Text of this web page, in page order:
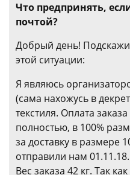
Что предпринять,
почтой?
Добрый день!
этой ситуации:
Я являюсь
(сама нахожусь в
текстиля. Оплата
полностью, в 100%
за доставку в размере
отправили нам
Вес заказа 42 кг. Так